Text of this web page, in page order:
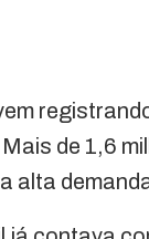
de 1,6
alta